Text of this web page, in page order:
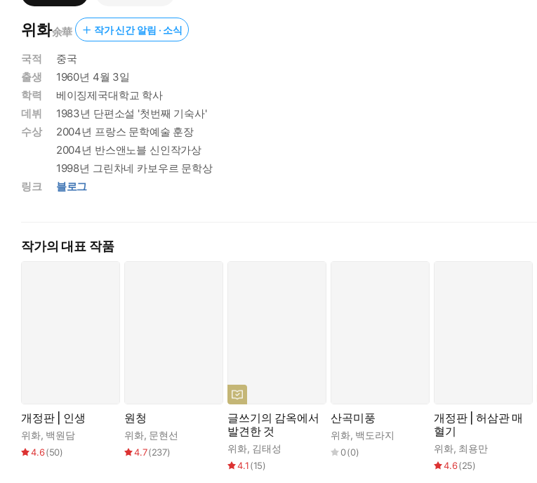
위화余華 작가 신간 알림 · 소식
국적
중국
출생
1960년 4월 3일
학력
베이징제국대학교 학사
데뷔
1983년 단편소설 '첫번째 기숙사'
수상
2004년 프랑스 문학예술 훈장
2004년 반스앤노블 신인작가상
1998년 그린차네 카보우르 문학상
링크
블로그
작가의 대표 작품
개정판 | 인생
위화, 백원담
4.6(50)
원청
위화, 문현선
4.7(237)
글쓰기의 감옥에서
발견한 것
위화, 김태성
4.1(15)
산곡미풍
위화, 백도라지
0(0)
개정판 | 허삼관 매
혈기
위화, 최용만
4.6(25)